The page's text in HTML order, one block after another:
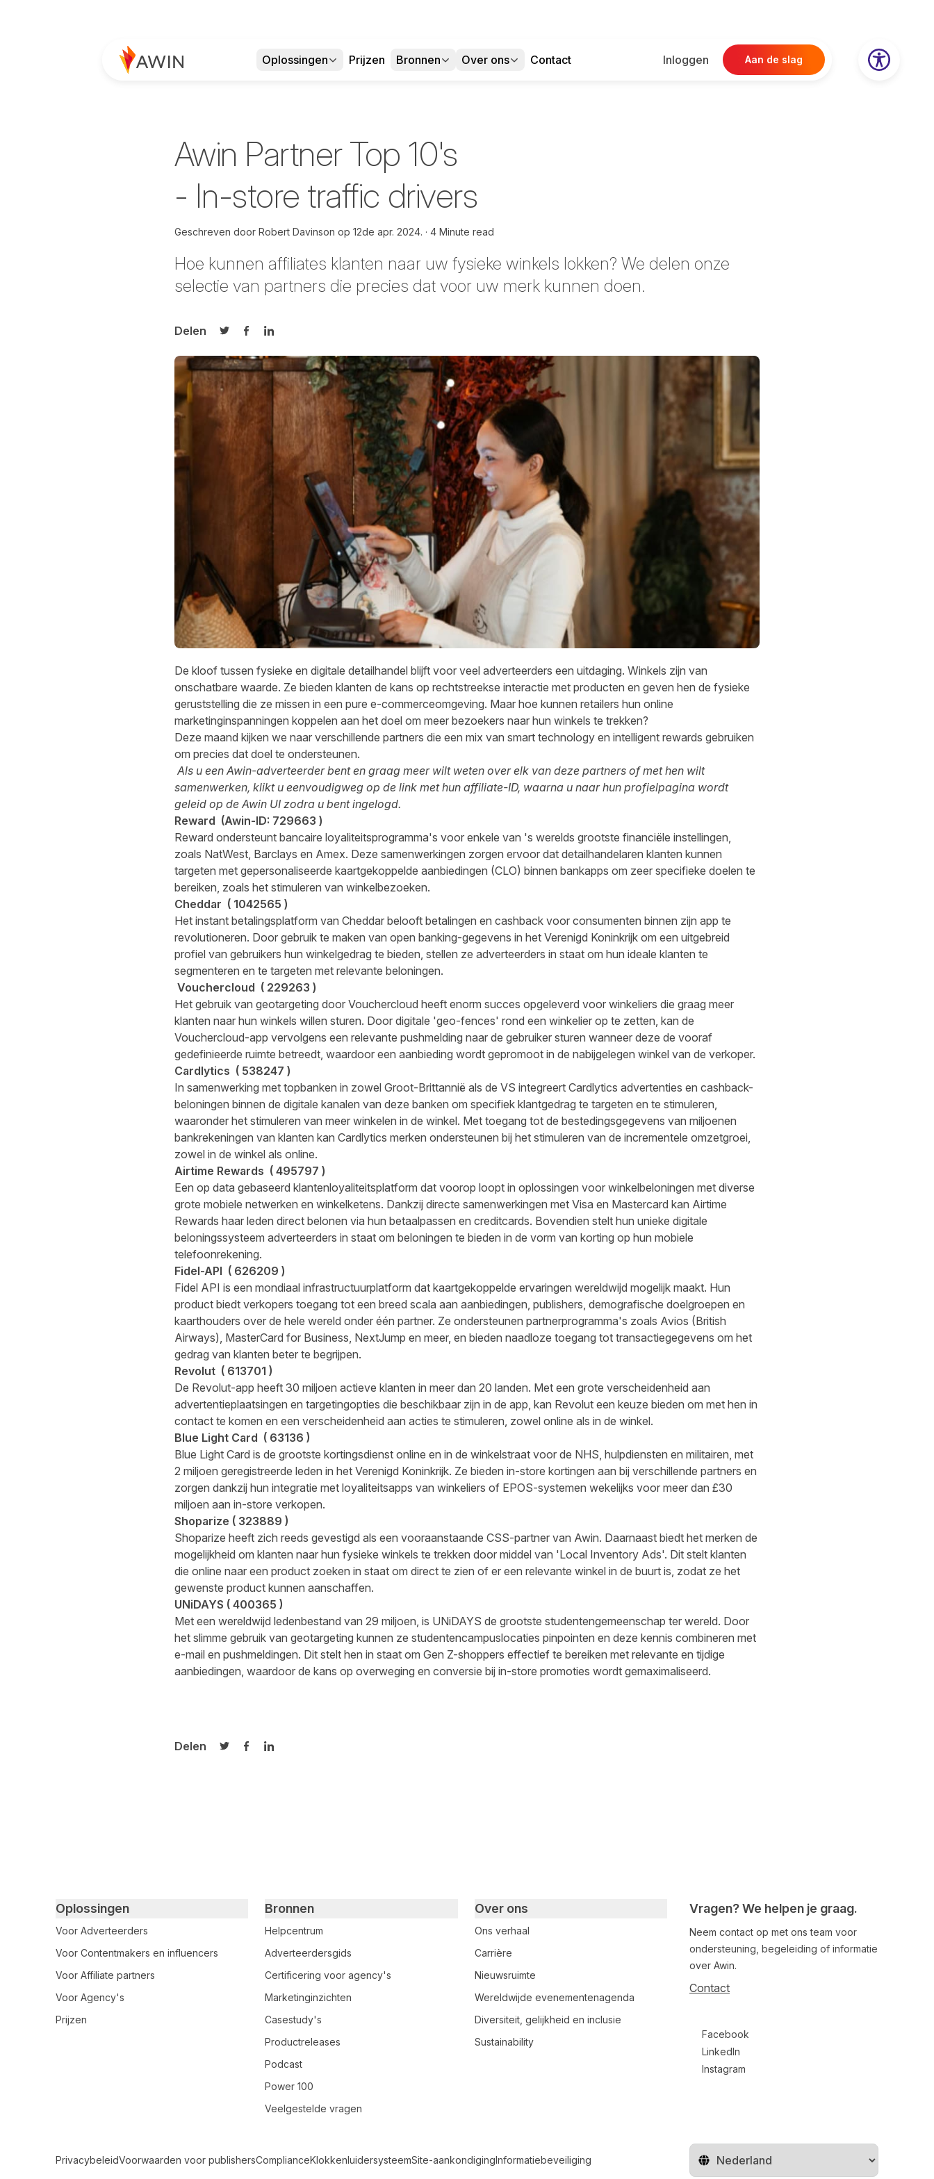
Oplossingen Prijzen Bronnen Over ons Contact Inloggen Aan de slag
Awin Partner Top 10's
- In-store traffic drivers
Geschreven door Robert Davinson op 12de apr. 2024. 4 Minute read
Hoe kunnen affiliates klanten naar uw fysieke winkels lokken? We delen onze
selectie van partners die precies dat voor uw merk kunnen doen.
Delen
Delen op Twitter
Delen op Facebook
Delen op LinkedIn
De kloof tussen fysieke en digitale detailhandel blijft voor veel adverteerders een uitdaging. Winkels zijn van
onschatbare waarde. Ze bieden klanten de kans op rechtstreekse interactie met producten en geven hen de fysieke
geruststelling die ze missen in een pure e-commerceomgeving. Maar hoe kunnen retailers hun online
marketinginspanningen koppelen aan het doel om meer bezoekers naar hun winkels te trekken?
Deze maand kijken we naar verschillende partners die een mix van smart technology en intelligent rewards gebruiken
om precies dat doel te ondersteunen.
Als u een Awin-adverteerder bent en graag meer wilt weten over elk van deze partners of met hen wilt
samenwerken, klikt u eenvoudigweg op de link met hun affiliate-ID, waarna u naar hun profielpagina wordt
geleid op de Awin UI zodra u bent ingelogd.
Reward (Awin-ID: 729663 )
Reward ondersteunt bancaire loyaliteitsprogramma's voor enkele van 's werelds grootste financiële instellingen,
zoals NatWest, Barclays en Amex. Deze samenwerkingen zorgen ervoor dat detailhandelaren klanten kunnen
targeten met gepersonaliseerde kaartgekoppelde aanbiedingen (CLO) binnen bankapps om zeer specifieke doelen te
bereiken, zoals het stimuleren van winkelbezoeken.
Cheddar ( 1042565 )
Het instant betalingsplatform van Cheddar belooft betalingen en cashback voor consumenten binnen zijn app te
revolutioneren. Door gebruik te maken van open banking-gegevens in het Verenigd Koninkrijk om een uitgebreid
profiel van gebruikers hun winkelgedrag te bieden, stellen ze adverteerders in staat om hun ideale klanten te
segmenteren en te targeten met relevante beloningen.
Vouchercloud ( 229263 )
Het gebruik van geotargeting door Vouchercloud heeft enorm succes opgeleverd voor winkeliers die graag meer
klanten naar hun winkels willen sturen. Door digitale 'geo-fences' rond een winkelier op te zetten, kan de
Vouchercloud-app vervolgens een relevante pushmelding naar de gebruiker sturen wanneer deze de vooraf
gedefinieerde ruimte betreedt, waardoor een aanbieding wordt gepromoot in de nabijgelegen winkel van de verkoper.
Cardlytics ( 538247 )
In samenwerking met topbanken in zowel Groot-Brittannië als de VS integreert Cardlytics advertenties en cashback-
beloningen binnen de digitale kanalen van deze banken om specifiek klantgedrag te targeten en te stimuleren,
waaronder het stimuleren van meer winkelen in de winkel. Met toegang tot de bestedingsgegevens van miljoenen
bankrekeningen van klanten kan Cardlytics merken ondersteunen bij het stimuleren van de incrementele omzetgroei,
zowel in de winkel als online.
Airtime Rewards ( 495797 )
Een op data gebaseerd klantenloyaliteitsplatform dat voorop loopt in oplossingen voor winkelbeloningen met diverse
grote mobiele netwerken en winkelketens. Dankzij directe samenwerkingen met Visa en Mastercard kan Airtime
Rewards haar leden direct belonen via hun betaalpassen en creditcards. Bovendien stelt hun unieke digitale
beloningssysteem adverteerders in staat om beloningen te bieden in de vorm van korting op hun mobiele
telefoonrekening.
Fidel-API ( 626209 )
Fidel API is een mondiaal infrastructuurplatform dat kaartgekoppelde ervaringen wereldwijd mogelijk maakt. Hun
product biedt verkopers toegang tot een breed scala aan aanbiedingen, publishers, demografische doelgroepen en
kaarthouders over de hele wereld onder één partner. Ze ondersteunen partnerprogramma's zoals Avios (British
Airways), MasterCard for Business, NextJump en meer, en bieden naadloze toegang tot transactiegegevens om het
gedrag van klanten beter te begrijpen.
Revolut ( 613701 )
De Revolut-app heeft 30 miljoen actieve klanten in meer dan 20 landen. Met een grote verscheidenheid aan
advertentieplaatsingen en targetingopties die beschikbaar zijn in de app, kan Revolut een keuze bieden om met hen in
contact te komen en een verscheidenheid aan acties te stimuleren, zowel online als in de winkel.
Blue Light Card ( 63136 )
Blue Light Card is de grootste kortingsdienst online en in de winkelstraat voor de NHS, hulpdiensten en militairen, met
2 miljoen geregistreerde leden in het Verenigd Koninkrijk. Ze bieden in-store kortingen aan bij verschillende partners en
zorgen dankzij hun integratie met loyaliteitsapps van winkeliers of EPOS-systemen wekelijks voor meer dan £30
miljoen aan in-store verkopen.
Shoparize ( 323889 )
Shoparize heeft zich reeds gevestigd als een vooraanstaande CSS-partner van Awin. Daarnaast biedt het merken de
mogelijkheid om klanten naar hun fysieke winkels te trekken door middel van 'Local Inventory Ads'. Dit stelt klanten
die online naar een product zoeken in staat om direct te zien of er een relevante winkel in de buurt is, zodat ze het
gewenste product kunnen aanschaffen.
UNiDAYS ( 400365 )
Met een wereldwijd ledenbestand van 29 miljoen, is UNiDAYS de grootste studentengemeenschap ter wereld. Door
het slimme gebruik van geotargeting kunnen ze studentencampuslocaties pinpointen en deze kennis combineren met
e-mail en pushmeldingen. Dit stelt hen in staat om Gen Z-shoppers effectief te bereiken met relevante en tijdige
aanbiedingen, waardoor de kans op overweging en conversie bij in-store promoties wordt gemaximaliseerd.
Delen
Delen op Twitter
Delen op Facebook
Delen op LinkedIn
Regio wijzigen
Vragen? We helpen je graag.
Neem contact op met ons team voor
ondersteuning, begeleiding of informatie
over Awin.
Contact
Facebook
LinkedIn
Instagram
Primary footer navigation
Oplossingen
Voor Adverteerders
Voor Contentmakers en influencers
Voor Affiliate partners
Voor Agency's
Prijzen
Bronnen
Helpcentrum
Adverteerdersgids
Certificering voor agency's
Marketinginzichten
Casestudy's
Productreleases
Podcast
Power 100
Veelgestelde vragen
Over ons
Ons verhaal
Carrière
Nieuwsruimte
Wereldwijde evenementenagenda
Diversiteit, gelijkheid en inclusie
Sustainability
Secondary Footer Navigation
PrivacybeleidVoorwaarden voor publishersComplianceKlokkenluidersysteemSite-aankondigingInformatiebeveiliging